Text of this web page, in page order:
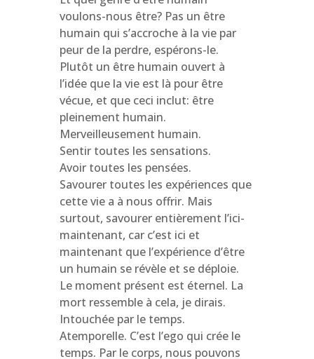
voulons-nous être? Pas un être
humain qui s’accroche à la vie par
peur de la perdre, espérons-le.
Plutôt un être humain ouvert à
l’idée que la vie est là pour être
vécue, et que ceci inclut: être
pleinement humain.
Merveilleusement humain.
Sentir toutes les sensations.
Avoir toutes les pensées.
Savourer toutes les expériences que
cette vie a à nous offrir. Mais
surtout, savourer entièrement l’ici-
maintenant, car c’est ici et
maintenant que l’expérience d’être
un humain se révèle et se déploie.
Le moment présent est éternel. La
mort ressemble à cela, je dirais.
Intouchée par le temps.
Atemporelle. C’est l’ego qui crée le
temps. Par le corps, nous pouvons